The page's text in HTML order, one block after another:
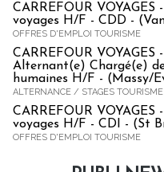
CARREFOUR VOYAGES
voyages H/F - CDD -
OFFRES D'EMPLOI TOURISME
CARREFOUR VOYAGES -
Alternant(e) Chargé(e)
humaines H/F - (Massy/
ALTERNANCE / STAGES TOURISME
CARREFOUR VOYAGES
voyages H/F - CDI - (St
OFFRES D'EMPLOI TOURISME